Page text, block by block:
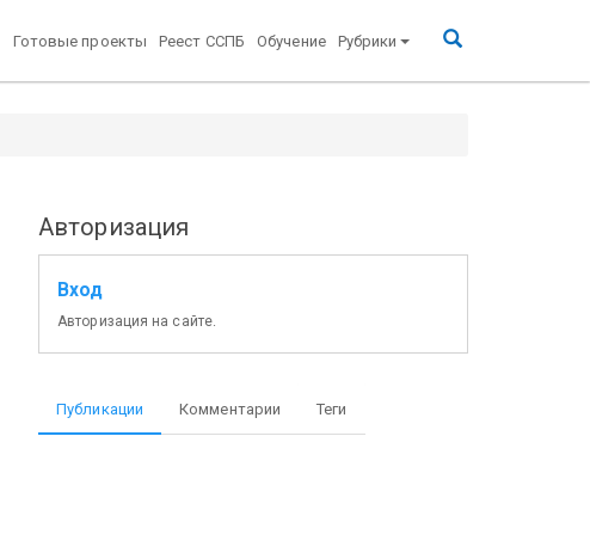
Готовые проекты Реест ССПБ Обучение Рубрики
Авторизация
Вход
Авторизация на сайте.
Публикации Комментарии Теги